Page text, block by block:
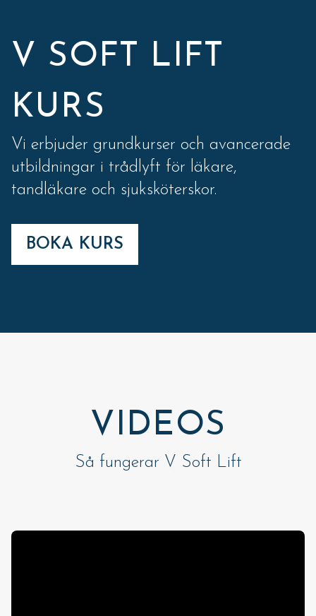
V SOFT LIFT
KURS
Vi erbjuder grundkurser och avancerade
utbildningar i trådlyft för läkare,
tandläkare och sjuksköterskor.
BOKA KURS
VIDEOS
Så fungerar V Soft Lift